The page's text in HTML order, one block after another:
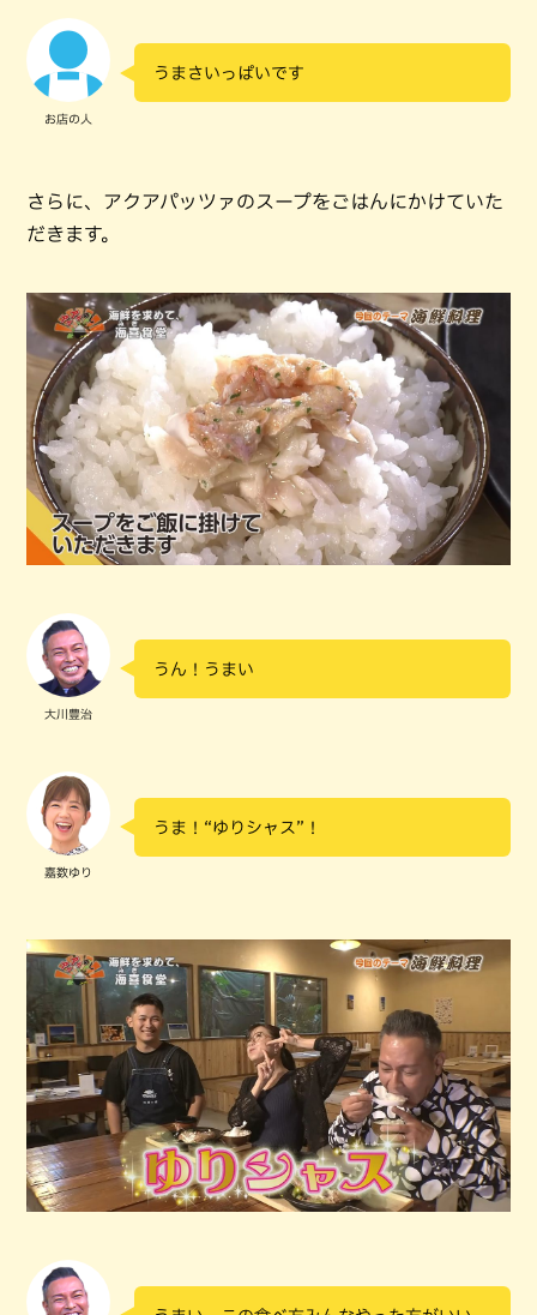
お店の人
うまさいっぱいです
さらに、アクアパッツァのスープをごはんにかけていた
だきます。
大川豊治
うん！うまい
嘉数ゆり
うま！“ゆりシャス”！